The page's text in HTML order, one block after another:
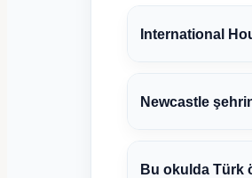
International
Newcastle
Bu okulda Türk